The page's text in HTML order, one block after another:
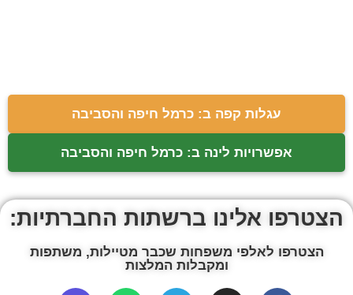
עגלות קפה ב: כרמל חיפה והסביבה
אפשרויות לינה ב: כרמל חיפה והסביבה
הצטרפו אלינו ברשתות החברתיות:
הצטרפו לאלפי משפחות שכבר מטיילות, משתפות
ומקבלות המלצות